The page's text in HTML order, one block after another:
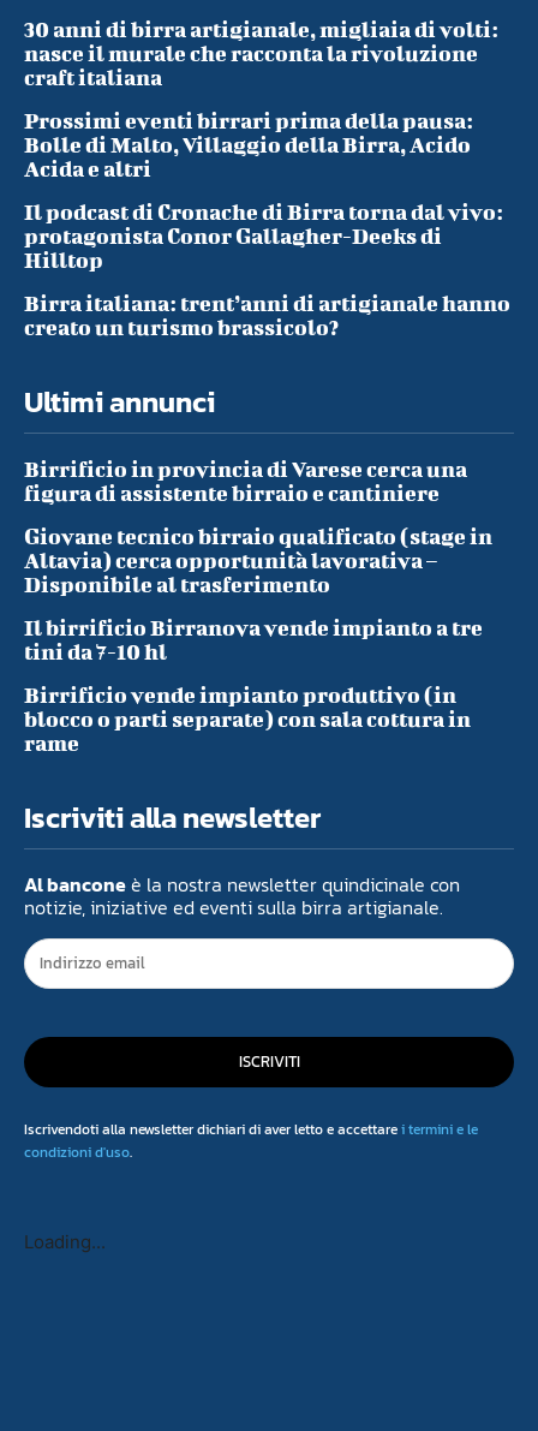
30 anni di birra artigianale, migliaia di volti:
nasce il murale che racconta la rivoluzione
craft italiana
Prossimi eventi birrari prima della pausa:
Bolle di Malto, Villaggio della Birra, Acido
Acida e altri
Il podcast di Cronache di Birra torna dal vivo:
protagonista Conor Gallagher-Deeks di
Hilltop
Birra italiana: trent’anni di artigianale hanno
creato un turismo brassicolo?
Ultimi annunci
Birrificio in provincia di Varese cerca una
figura di assistente birraio e cantiniere
Giovane tecnico birraio qualificato (stage in
Altavia) cerca opportunità lavorativa –
Disponibile al trasferimento
Il birrificio Birranova vende impianto a tre
tini da 7-10 hl
Birrificio vende impianto produttivo (in
blocco o parti separate) con sala cottura in
rame
Iscriviti alla newsletter
Al banconeè la nostra newsletter quindicinale con
notizie, iniziative ed eventi sulla birra artigianale.
ISCRIVITI
Iscrivendoti alla newsletter dichiari di aver letto e accettarei termini e le
condizioni d'uso.
Loading...